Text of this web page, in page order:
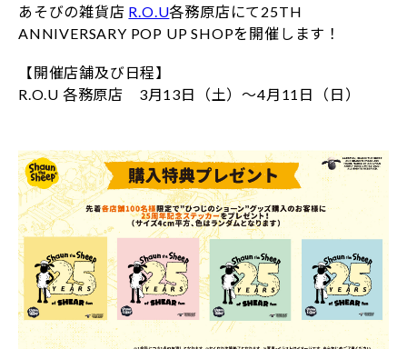
あそびの雑貨店 R.O.U各務原店にて25TH
ANNIVERSARY POP UP SHOPを開催します！
【開催店舗及び日程】
R.O.U 各務原店 3月13日（土）～4月11日（日）